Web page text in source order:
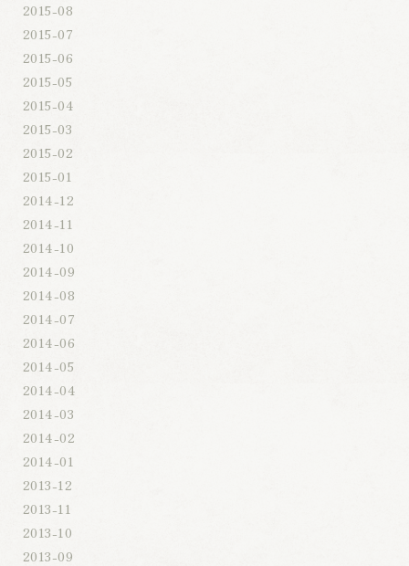
2015-08
2015-07
2015-06
2015-05
2015-04
2015-03
2015-02
2015-01
2014-12
2014-11
2014-10
2014-09
2014-08
2014-07
2014-06
2014-05
2014-04
2014-03
2014-02
2014-01
2013-12
2013-11
2013-10
2013-09